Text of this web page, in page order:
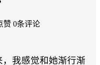
赞 0条评论
我感觉和她渐行渐